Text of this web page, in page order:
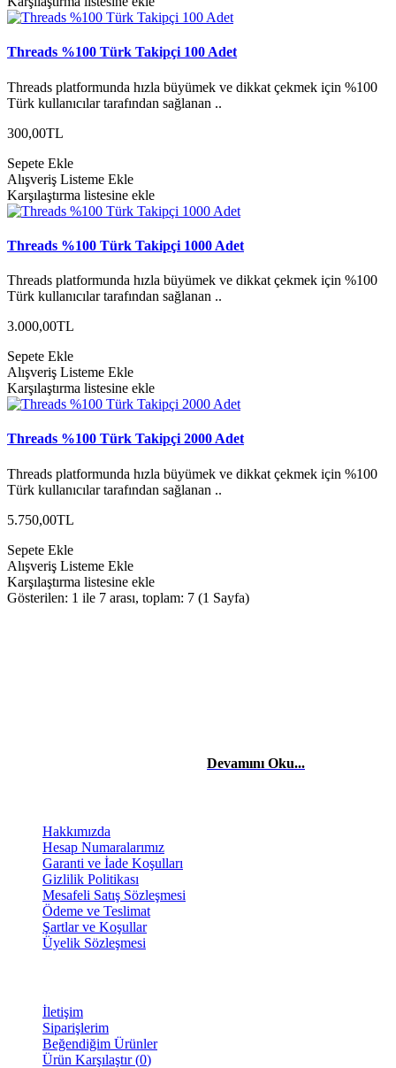
Threads %100 Türk Takipçi 100 Adet
Threads platformunda hızla büyümek ve dikkat çekmek için %100
Türk kullanıcılar tarafından sağlanan ..
300,00TL
Sepete Ekle
Alışveriş Listeme Ekle
Karşılaştırma listesine ekle
Threads %100 Türk Takipçi 1000 Adet
Threads platformunda hızla büyümek ve dikkat çekmek için %100
Türk kullanıcılar tarafından sağlanan ..
3.000,00TL
Sepete Ekle
Alışveriş Listeme Ekle
Karşılaştırma listesine ekle
Threads %100 Türk Takipçi 2000 Adet
Threads platformunda hızla büyümek ve dikkat çekmek için %100
Türk kullanıcılar tarafından sağlanan ..
5.750,00TL
Sepete Ekle
Alışveriş Listeme Ekle
Karşılaştırma listesine ekle
Gösterilen: 1 ile 7 arası, toplam: 7 (1 Sayfa)
Devamını Oku...
Hakkımızda
Hesap Numaralarımız
Garanti ve İade Koşulları
Gizlilik Politikası
Mesafeli Satış Sözleşmesi
Ödeme ve Teslimat
Şartlar ve Koşullar
Üyelik Sözleşmesi
İletişim
Siparişlerim
Beğendiğim Ürünler
Ürün Karşılaştır (0)